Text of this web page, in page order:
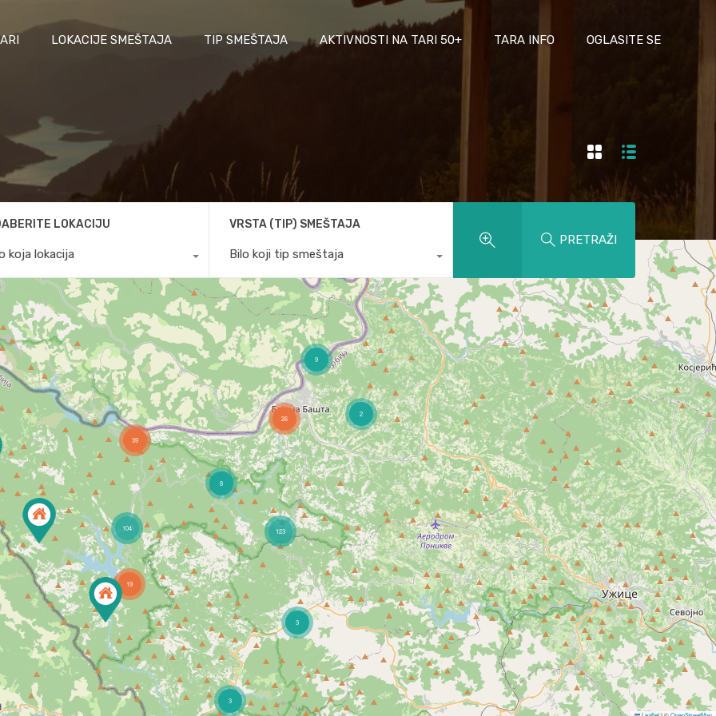
LOKACIJE SMEŠTAJA TIP SMEŠTAJA AKTIVNOSTI NA TARI 50+ TARA INFO OGLASITE SE
LOKACIJU
koja lokacija
VRSTA (TIP) SMEŠTAJA
Bilo koji tip smeštaja
PRETRAŽI
3
9
2
39
19
104
8
3
26
123